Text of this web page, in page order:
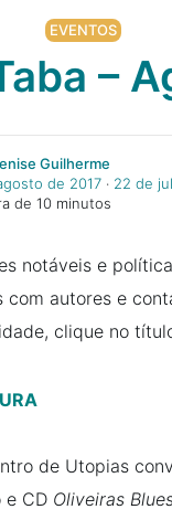
EVENTOS
–
Guilherme
de 2017‧ 22 de
de 10 minutos
notáveis e
autores e
clique no
de Utopias
e CD Oliveiras